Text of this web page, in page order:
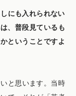
にも入れられない
、普段見ているも
ということですよ
と思います。当時